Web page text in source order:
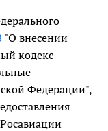
"О внесении
кодекс
Федерации",